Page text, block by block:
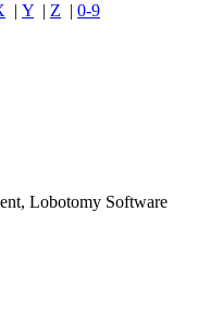
| Y | Z | 0-9
Lobotomy Software